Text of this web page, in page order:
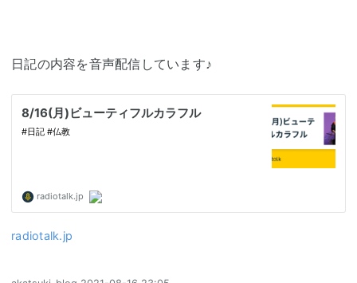
日記の内容を音声配信しています♪
radiotalk.jp